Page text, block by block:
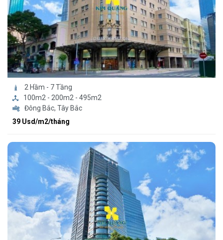
2 Hầm - 7 Tầng
100m2 - 200m2 - 495m2
Đông Bắc, Tây Bắc
39 Usd/m2/tháng